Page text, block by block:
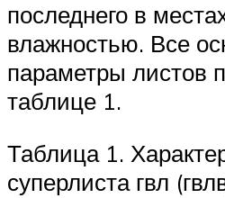
последнего в
влажностью. Все
параметры листов
таблице 1.
Таблица 1.
суперлиста гвл